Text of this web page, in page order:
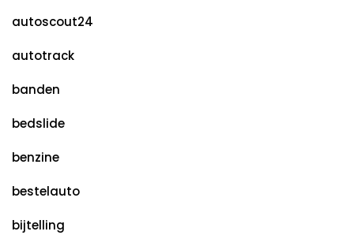
autoscout24
autotrack
banden
bedslide
benzine
bestelauto
bijtelling